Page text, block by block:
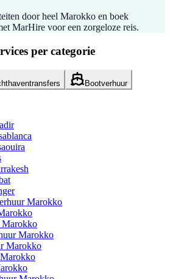
door heel Marokko en boek
MarHire voor een zorgeloze reis.
per categorie
Bootverhuur
Marokko
Marokko
Marokko